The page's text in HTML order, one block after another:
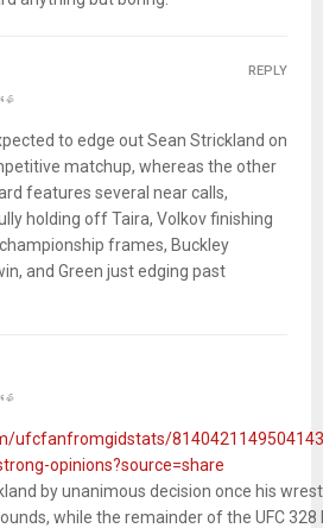
ေ
to edge out Sean Strickland on
matchup, whereas the other
features several near calls,
holding off Taira, Volkov finishing
frames, Buckley
and Green just edging past
REPLY
ေ
ufcfanfromgidstats/
opinions?source=share
by unanimous decision once his
while the remainder of the UFC 328